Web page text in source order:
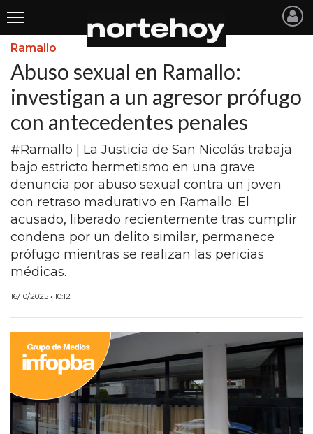
Últimas
Noticias
INICIO
NOTICIAS RECIENTES
SAN NICOLAS
RAMALLO
SAN PEDRO
PROVINCIA
ECONOMÍA Y NEGOCIOS
ULTIMAS NOTICIAS
TEMAS DESTACADOS
TECNOLOGÍA
Ramallo
Abuso sexual en Ramallo:
investigan a un agresor prófugo
con antecedentes penales
#Ramallo | La Justicia de San Nicolás trabaja
bajo estricto hermetismo en una grave
denuncia por abuso sexual contra un joven
con retraso madurativo en Ramallo. El
acusado, liberado recientemente tras cumplir
condena por un delito similar, permanece
prófugo mientras se realizan las pericias
médicas.
16/10/2025 • 10:12